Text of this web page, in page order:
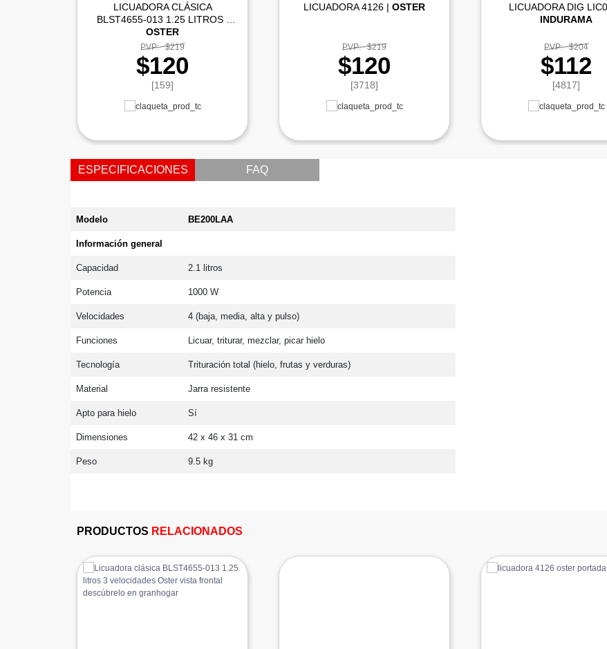
LICUADORA CLÁSICA
OSTER
PVP: $219
$120
[159]
LICUADORA 4126 |OSTER
PVP: $219
$120
[3718]
INDURAMA
PVP: $204
$112
[4817]
ESPECIFICACIONES FAQ
Modelo BE200LAA
Información general
Capacidad 2.1 litros
Potencia 1000 W
Velocidades 4 (baja, media, alta y pulso)
Funciones Licuar, triturar, mezclar, picar hielo
Tecnología Trituración total (hielo, frutas y verduras)
Material Jarra resistente
Apto para hielo Sí
Dimensiones 42 x 46 x 31 cm
Peso 9.5 kg
PRODUCTOS RELACIONADOS